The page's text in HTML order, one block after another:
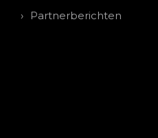
Partnerberichten